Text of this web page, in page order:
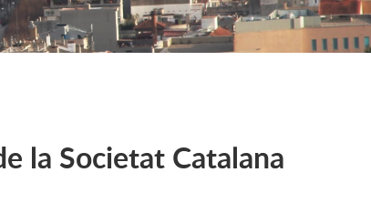
la Societat Catalana